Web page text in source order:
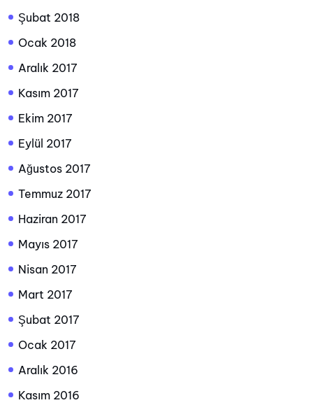
Şubat 2018
Ocak 2018
Aralık 2017
Kasım 2017
Ekim 2017
Eylül 2017
Ağustos 2017
Temmuz 2017
Haziran 2017
Mayıs 2017
Nisan 2017
Mart 2017
Şubat 2017
Ocak 2017
Aralık 2016
Kasım 2016